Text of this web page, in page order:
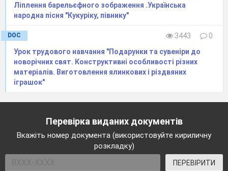
Символи, що сприяють
багатому врожаю
а «грабельки» - символ дощу.
сонечко, коня, ружу, рибку і
безкінечник.
Символи, що
Ліплення барельєфного зображення .Українська
народна пісня "Кукуріку, півнику"
DOC 3443
0
Урок трудового навчання "Подарунки та сувеніри до
новорічних свят. Конструктивні особливості різних
матеріалів. Виготовлення ялинкових і різдвяних
іграшок"
Перевірка виданих документів
Вкажіть номер документа (використовуйте кириличну
розкладку)
ПЕРЕВІРИТИ